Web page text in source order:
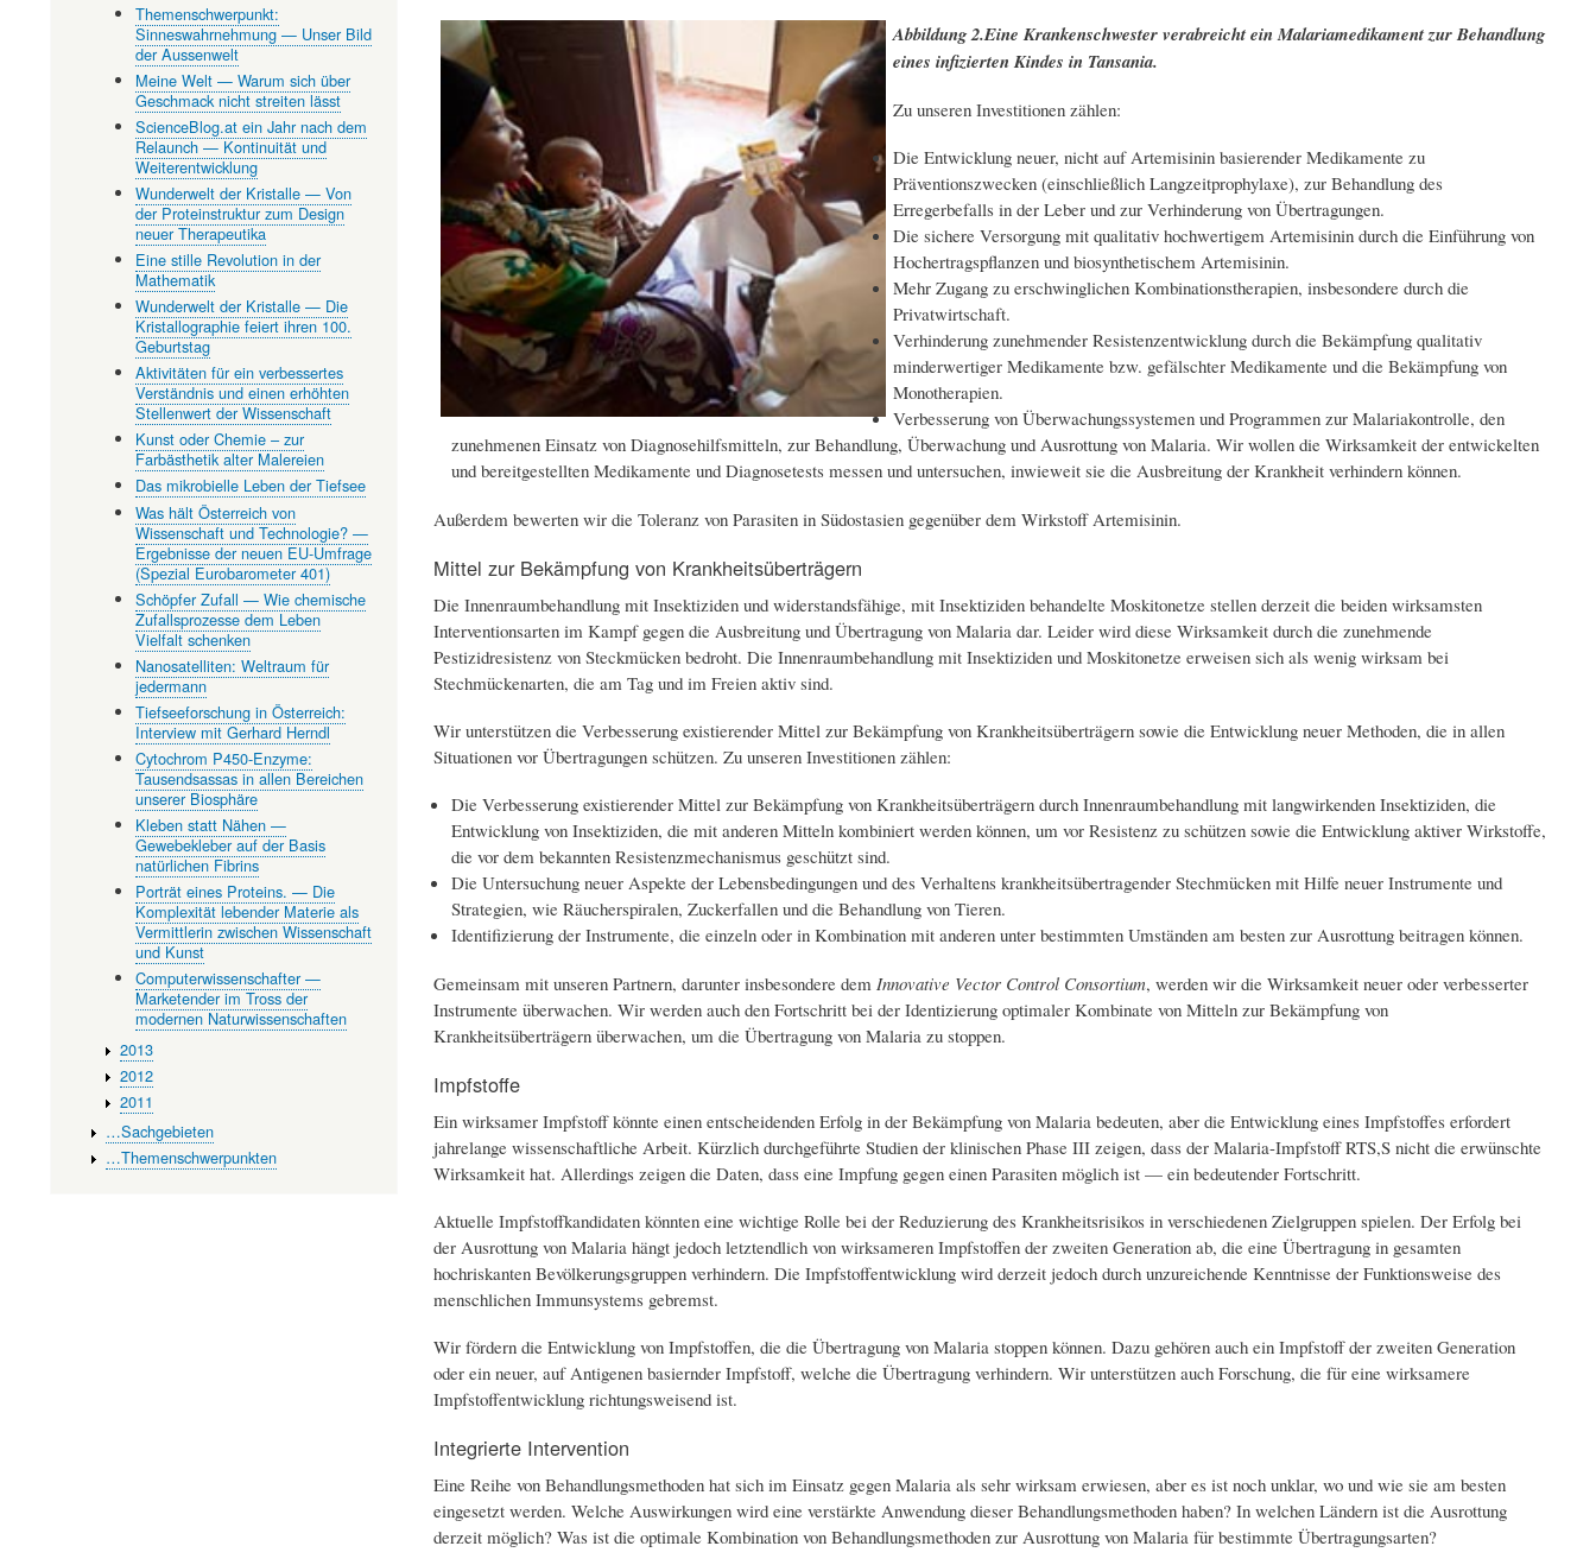
Abbildung 2.Eine Krankenschwester verabreicht ein Malariamedikament zur Behandlung
eines infizierten Kindes in Tansania.
Zu unseren Investitionen zählen:
Die Entwicklung neuer, nicht auf Artemisinin basierender Medikamente zu
Präventionszwecken (einschließlich Langzeitprophylaxe), zur Behandlung des
Erregerbefalls in der Leber und zur Verhinderung von Übertragungen.
Die sichere Versorgung mit qualitativ hochwertigem Artemisinin durch die Einführung von
Hochertragspflanzen und biosynthetischem Artemisinin.
Mehr Zugang zu erschwinglichen Kombinationstherapien, insbesondere durch die
Privatwirtschaft.
Verhinderung zunehmender Resistenzentwicklung durch die Bekämpfung qualitativ
minderwertiger Medikamente bzw. gefälschter Medikamente und die Bekämpfung von
Monotherapien.
Verbesserung von Überwachungssystemen und Programmen zur Malariakontrolle, den
zunehmenen Einsatz von Diagnosehilfsmitteln, zur Behandlung, Überwachung und Ausrottung von Malaria. Wir wollen die Wirksamkeit der entwickelten
und bereitgestellten Medikamente und Diagnosetests messen und untersuchen, inwieweit sie die Ausbreitung der Krankheit verhindern können.
Außerdem bewerten wir die Toleranz von Parasiten in Südostasien gegenüber dem Wirkstoff Artemisinin.
Mittel zur Bekämpfung von Krankheitsüberträgern
Die Innenraumbehandlung mit Insektiziden und widerstandsfähige, mit Insektiziden behandelte Moskitonetze stellen derzeit die beiden wirksamsten
Interventionsarten im Kampf gegen die Ausbreitung und Übertragung von Malaria dar. Leider wird diese Wirksamkeit durch die zunehmende
Pestizidresistenz von Steckmücken bedroht. Die Innenraumbehandlung mit Insektiziden und Moskitonetze erweisen sich als wenig wirksam bei
Stechmückenarten, die am Tag und im Freien aktiv sind.
Wir unterstützen die Verbesserung existierender Mittel zur Bekämpfung von Krankheitsüberträgern sowie die Entwicklung neuer Methoden, die in allen
Situationen vor Übertragungen schützen. Zu unseren Investitionen zählen:
Die Verbesserung existierender Mittel zur Bekämpfung von Krankheitsüberträgern durch Innenraumbehandlung mit langwirkenden Insektiziden, die
Entwicklung von Insektiziden, die mit anderen Mitteln kombiniert werden können, um vor Resistenz zu schützen sowie die Entwicklung aktiver Wirkstoffe,
die vor dem bekannten Resistenzmechanismus geschützt sind.
Die Untersuchung neuer Aspekte der Lebensbedingungen und des Verhaltens krankheitsübertragender Stechmücken mit Hilfe neuer Instrumente und
Strategien, wie Räucherspiralen, Zuckerfallen und die Behandlung von Tieren.
Identifizierung der Instrumente, die einzeln oder in Kombination mit anderen unter bestimmten Umständen am besten zur Ausrottung beitragen können.
Gemeinsam mit unseren Partnern, darunter insbesondere dem Innovative Vector Control Consortium, werden wir die Wirksamkeit neuer oder verbesserter
Instrumente überwachen. Wir werden auch den Fortschritt bei der Identizierung optimaler Kombinate von Mitteln zur Bekämpfung von
Krankheitsüberträgern überwachen, um die Übertragung von Malaria zu stoppen.
Impfstoffe
Ein wirksamer Impfstoff könnte einen entscheidenden Erfolg in der Bekämpfung von Malaria bedeuten, aber die Entwicklung eines Impfstoffes erfordert
jahrelange wissenschaftliche Arbeit. Kürzlich durchgeführte Studien der klinischen Phase III zeigen, dass der Malaria-Impfstoff RTS,S nicht die erwünschte
Wirksamkeit hat. Allerdings zeigen die Daten, dass eine Impfung gegen einen Parasiten möglich ist — ein bedeutender Fortschritt.
Aktuelle Impfstoffkandidaten könnten eine wichtige Rolle bei der Reduzierung des Krankheitsrisikos in verschiedenen Zielgruppen spielen. Der Erfolg bei
der Ausrottung von Malaria hängt jedoch letztendlich von wirksameren Impfstoffen der zweiten Generation ab, die eine Übertragung in gesamten
hochriskanten Bevölkerungsgruppen verhindern. Die Impfstoffentwicklung wird derzeit jedoch durch unzureichende Kenntnisse der Funktionsweise des
menschlichen Immunsystems gebremst.
Wir fördern die Entwicklung von Impfstoffen, die die Übertragung von Malaria stoppen können. Dazu gehören auch ein Impfstoff der zweiten Generation
oder ein neuer, auf Antigenen basiernder Impfstoff, welche die Übertragung verhindern. Wir unterstützen auch Forschung, die für eine wirksamere
Impfstoffentwicklung richtungsweisend ist.
Integrierte Intervention
Eine Reihe von Behandlungsmethoden hat sich im Einsatz gegen Malaria als sehr wirksam erwiesen, aber es ist noch unklar, wo und wie sie am besten
eingesetzt werden. Welche Auswirkungen wird eine verstärkte Anwendung dieser Behandlungsmethoden haben? In welchen Ländern ist die Ausrottung
derzeit möglich? Was ist die optimale Kombination von Behandlungsmethoden zur Ausrottung von Malaria für bestimmte Übertragungsarten?
Themenschwerpunkt:
Sinneswahrnehmung — Unser Bild
der Aussenwelt
Meine Welt — Warum sich über
Geschmack nicht streiten lässt
ScienceBlog.at ein Jahr nach dem
Relaunch — Kontinuität und
Weiterentwicklung
Wunderwelt der Kristalle — Von
der Proteinstruktur zum Design
neuer Therapeutika
Eine stille Revolution in der
Mathematik
Wunderwelt der Kristalle — Die
Kristallographie feiert ihren 100.
Geburtstag
Aktivitäten für ein verbessertes
Verständnis und einen erhöhten
Stellenwert der Wissenschaft
Kunst oder Chemie – zur
Farbästhetik alter Malereien
Das mikrobielle Leben der Tiefsee
Was hält Österreich von
Wissenschaft und Technologie? —
Ergebnisse der neuen EU-Umfrage
(Spezial Eurobarometer 401)
Schöpfer Zufall — Wie chemische
Zufallsprozesse dem Leben
Vielfalt schenken
Nanosatelliten: Weltraum für
jedermann
Tiefseeforschung in Österreich:
Interview mit Gerhard Herndl
Cytochrom P450-Enzyme:
Tausendsassas in allen Bereichen
unserer Biosphäre
Kleben statt Nähen —
Gewebekleber auf der Basis
natürlichen Fibrins
Porträt eines Proteins. — Die
Komplexität lebender Materie als
Vermittlerin zwischen Wissenschaft
und Kunst
Computerwissenschafter —
Marketender im Tross der
modernen Naturwissenschaften
2013
2012
2011
…Sachgebieten
…Themenschwerpunkten